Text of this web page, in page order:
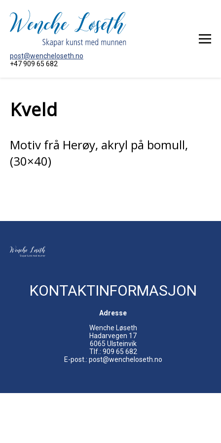
post@wencheloseth.no
+47 909 65 682
MÅLERI
OM KUNSTNAREN
Kveld
Motiv frå Herøy, akryl på bomull,
(30×40)
KONTAKTINFORMASJON
Adresse
Wenche Løseth
Hadarvegen 17
6065 Ulsteinvik
Tlf.: 909 65 682
E-post.: post@wencheloseth.no